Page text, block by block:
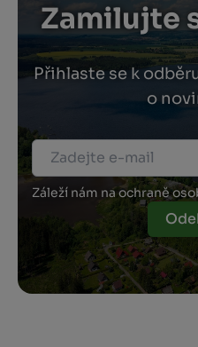
Zamilujte
Přihlaste se k
o
Záleží nám na ochraně